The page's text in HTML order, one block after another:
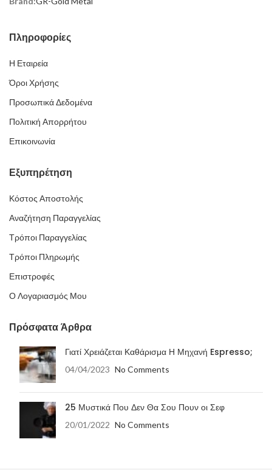
Πληροφορίες
Η Εταιρεία
Όροι Χρήσης
Προσωπικά Δεδομένα
Πολιτική Απορρήτου
Επικοινωνία
Εξυπηρέτηση
Κόστος Αποστολής
Αναζήτηση Παραγγελίας
Τρόποι Παραγγελίας
Τρόποι Πληρωμής
Επιστροφές
Ο Λογαριασμός Μου
Πρόσφατα Άρθρα
Γιατί Χρειάζεται Καθάρισμα Η Μηχανή Espresso;
04/04/2023 No Comments
25 Μυστικά Που Δεν Θα Σου Πουν οι Σεφ
20/01/2022 No Comments